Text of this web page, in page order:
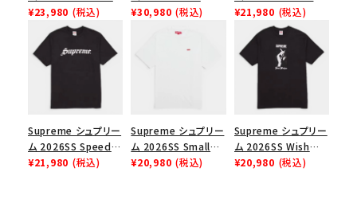
Chino Twill Camp
Cap ウォッシュド チ
ノツイル キャンプキャ
ップ ブラック
¥23,980 (税込)
Angeles Fire Relief
¥30,980 (税込)
Box Tee スモールボ
ックスTシャツ ブラッ
¥21,980 (税込)
Supreme シュプリー
ム 2026SS Speed
Tee スピードTシャツ
¥21,980 (税込)
Supreme シュプリー
ム 2026SS Small
Box Tee スモールボ
¥20,980 (税込)
Supreme シュプリー
ム 2026SS Wish
Tee ウィッシュTシ
¥20,980 (税込)